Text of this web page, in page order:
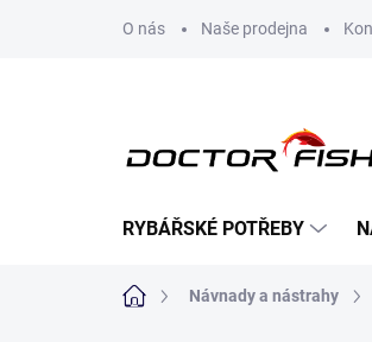
O nás Naše prodejna
RYBÁŘSKÉ POTŘEBY
Domů Návnady a nástrahy